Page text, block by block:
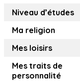
Niveau d’études
Ma religion
Mes loisirs
Mes traits de
personnalité